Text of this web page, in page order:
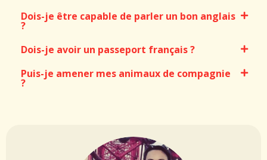
Dois-je être capable de parler un bon anglais
?
Dois-je avoir un passeport français ?
Puis-je amener mes animaux de compagnie
?